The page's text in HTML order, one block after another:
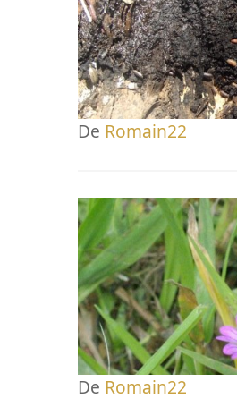
De Romain22
De Romain22